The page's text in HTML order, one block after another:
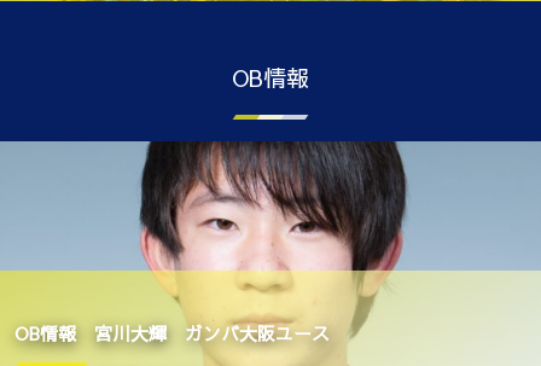
OB情報
OB情報 宮川大輝 ガンバ大阪ユース